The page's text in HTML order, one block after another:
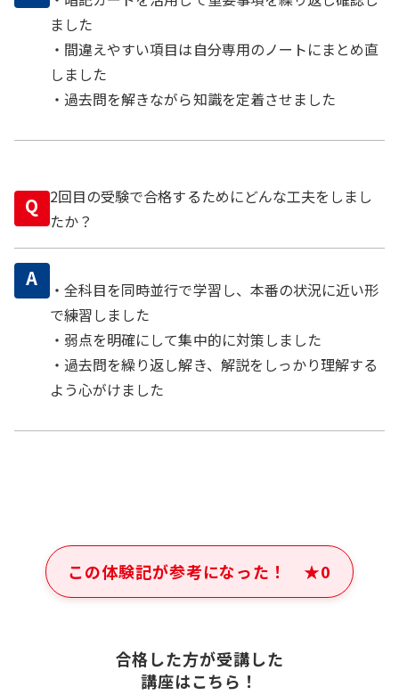
ました
・間違えやすい項目は自分専用のノートにまとめ直
しました
・過去問を解きながら知識を定着させました
Q
2回目の受験で合格するためにどんな工夫をしまし
たか？
A
・全科目を同時並行で学習し、本番の状況に近い形
で練習しました
・弱点を明確にして集中的に対策しました
・過去問を繰り返し解き、解説をしっかり理解する
よう心がけました
この体験記が参考になった！ ★0
合格した方が受講した
講座はこちら！